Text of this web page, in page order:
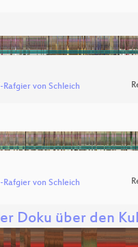
von Schleich
von Schleich
Doku über den